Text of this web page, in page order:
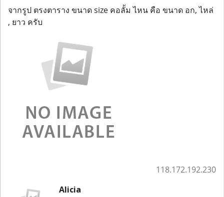
จากรูป ตรงตาราง ขนาด size คอลั้ม ไหน คือ ขนาด อก, ไหล่
, ยาว ครับ
118.172.192.230
Alicia